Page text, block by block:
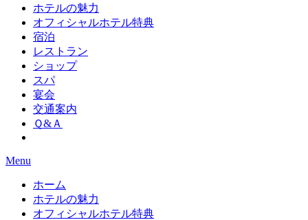
ホテルの魅力
オフィシャルホテル特典
宿泊
レストラン
ショップ
スパ
宴会
交通案内
Ｑ&Ａ
Menu
ホーム
ホテルの魅力
オフィシャルホテル特典